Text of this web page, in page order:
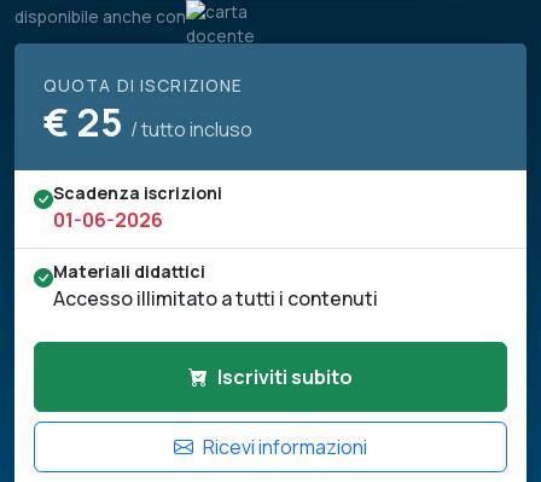
disponibile anche con
QUOTA DI ISCRIZIONE
€ 25 / tutto incluso
Scadenza iscrizioni
01-06-2026
Materiali didattici
Accesso illimitato a tutti i contenuti
Iscriviti subito
Ricevi informazioni